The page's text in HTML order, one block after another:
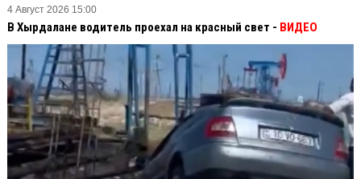
4 Август 2026 15:00
В Хырдалане водитель проехал на красный свет - ВИДЕО